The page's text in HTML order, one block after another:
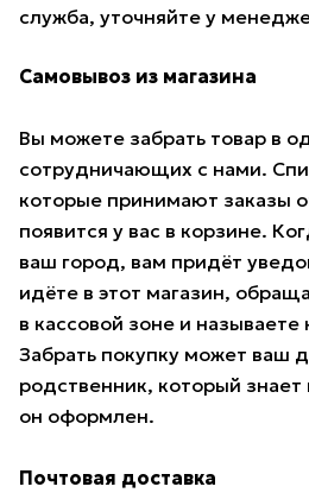
служба, уточняйте у
Самовывоз из магазина
Вы можете забрать товар в
сотрудничающих с нами.
которые принимают заказы
появится у вас в корзине.
ваш город, вам придёт
идёте в этот магазин,
в кассовой зоне и называете
Забрать покупку может ваш
родственник, который
он оформлен.
Почтовая доставка